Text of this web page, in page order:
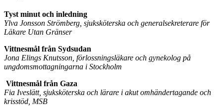
Tyst minut och inledning
Ylva Jonsson Strömberg, sjuksköterska och generalsekreterare för
Läkare Utan Gränser
Vittnesmål från Sydsudan
Jona Elings Knutsson, förlossningsläkare och gynekolog på
ungdomsmottagningarna i Stockholm
Vittnesmål från Gaza
Fia Iveslätt, sjuksköterska och lärare i akut omhändertagande och
krisstöd, MSB